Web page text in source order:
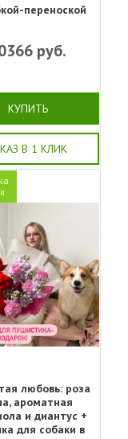
переноской
руб.
КУПИТЬ
В 1 КЛИК
любовь: роза
ароматная
и диантус +
для собаки в